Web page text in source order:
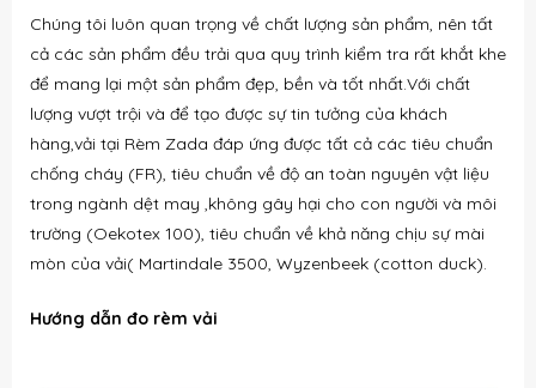
Chúng tôi luôn quan trọng về chất lượng sản phẩm, nên tất
cả các sản phẩm đều trải qua quy trình kiểm tra rất khắt khe
để mang lại một sản phẩm đẹp, bền và tốt nhất.Với chất
lượng vượt trội và để tạo được sự tin tưởng của khách
hàng,vải tại Rèm Zada đáp ứng được tất cả các tiêu chuẩn
chống cháy (FR), tiêu chuẩn về độ an toàn nguyên vật liệu
trong ngành dệt may ,không gây hại cho con người và môi
trường (Oekotex 100), tiêu chuẩn về khả năng chịu sự mài
mòn của vải( Martindale 3500, Wyzenbeek (cotton duck).
Hướng dẫn đo rèm vải